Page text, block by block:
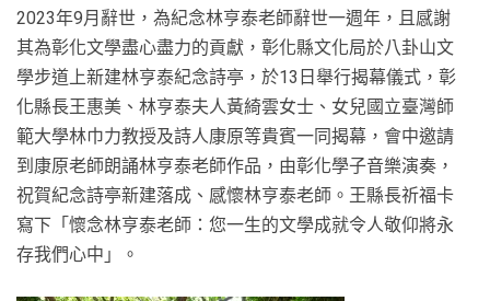
2023年9月辭世，為紀念林亨泰老師辭世一週年，且感謝
其為彰化文學盡心盡力的貢獻，彰化縣文化局於八卦山文
學步道上新建林亨泰紀念詩亭，於13日舉行揭幕儀式，彰
化縣長王惠美、林亨泰夫人黃綺雲女士、女兒國立臺灣師
範大學林巾力教授及詩人康原等貴賓一同揭幕，會中邀請
到康原老師朗誦林亨泰老師作品，由彰化學子音樂演奏，
祝賀紀念詩亭新建落成、感懷林亨泰老師。王縣長祈福卡
寫下「懷念林亨泰老師：您一生的文學成就令人敬仰將永
存我們心中」。